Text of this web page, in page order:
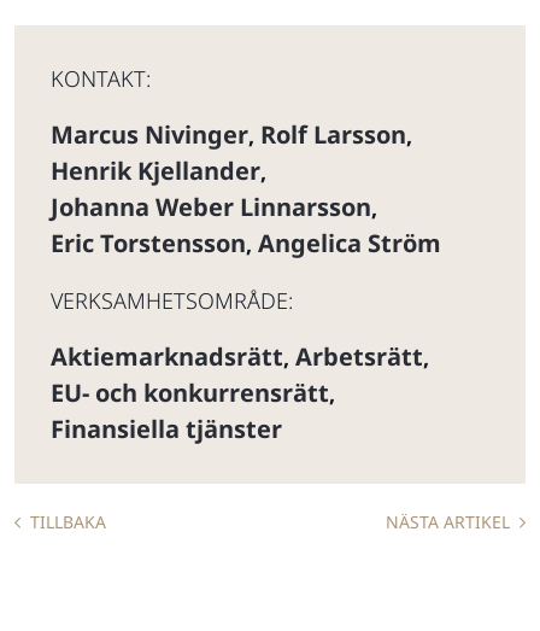
KONTAKT:
Marcus Nivinger, Rolf Larsson,
Henrik Kjellander,
Johanna Weber Linnarsson,
Eric Torstensson, Angelica Ström
VERKSAMHETSOMRÅDE:
Aktiemarknadsrätt, Arbetsrätt,
EU- och konkurrensrätt,
Finansiella tjänster
TILLBAKA NÄSTA ARTIKEL